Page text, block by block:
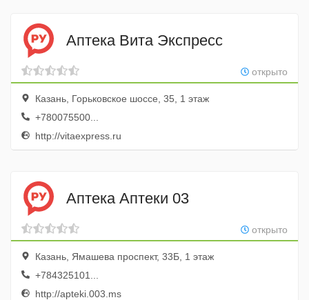
Аптека Вита Экспресс
открыто
Казань, Горьковское шоссе, 35, 1 этаж
+780075500...
http://vitaexpress.ru
Аптека Аптеки 03
открыто
Казань, Ямашева проспект, 33Б, 1 этаж
+784325101...
http://apteki.003.ms